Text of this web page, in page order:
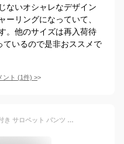
ないオシャレなデザイン
ーリングになっていて、
。他のサイズは再入荷待
ているので是非おススメで
ント (1件) >
【春夏入荷済み】サスペンダー付き サロペット パンツ レディース 異素材MIX オールインワン きれいめ 大人 細ストラップ 楽ちん メール便 2023春夏新作 M/L 【lgww-at4420】【即納：1-5営業日】【送料無料】メ込2